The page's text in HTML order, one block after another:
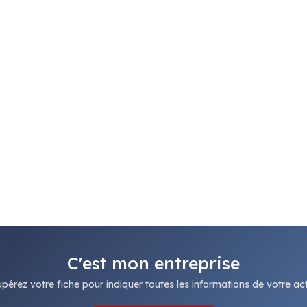
C'est mon entreprise
votre fiche pour indiquer toutes les informations de votre